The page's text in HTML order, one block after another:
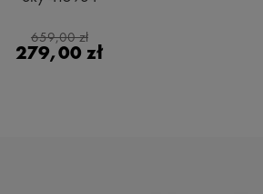
659,00 zł
279,00 zł